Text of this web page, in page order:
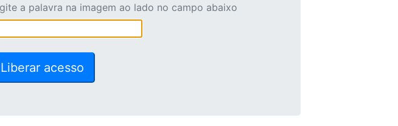
a palavra na imagem ao lado no campo abaixo